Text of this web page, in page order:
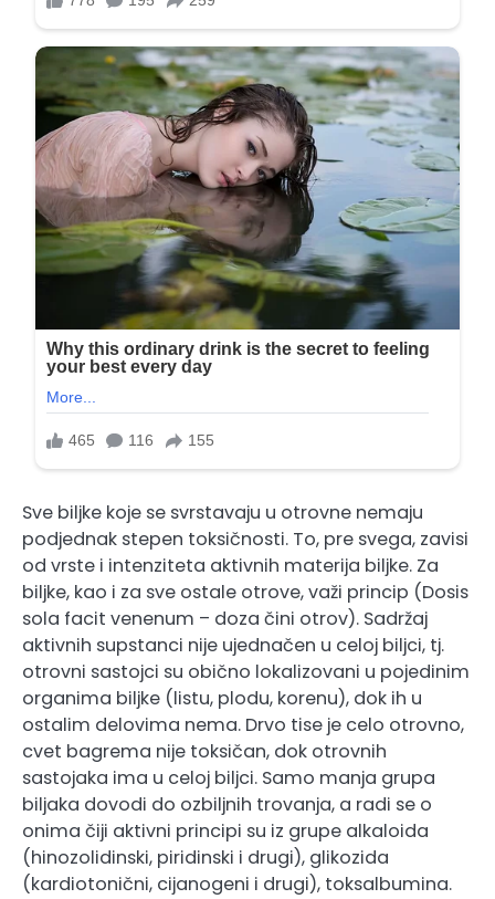
Sve biljke koje se svrstavaju u otrovne nemaju
podjednak stepen toksičnosti. To, pre svega, zavisi
od vrste i intenziteta aktivnih materija biljke. Za
biljke, kao i za sve ostale otrove, važi princip (Dosis
sola facit venenum – doza čini otrov). Sadržaj
aktivnih supstanci nije ujednačen u celoj biljci, tj.
otrovni sastojci su obično lokalizovani u pojedinim
organima biljke (listu, plodu, korenu), dok ih u
ostalim delovima nema. Drvo tise je celo otrovno,
cvet bagrema nije toksičan, dok otrovnih
sastojaka ima u celoj biljci. Samo manja grupa
biljaka dovodi do ozbiljnih trovanja, a radi se o
onima čiji aktivni principi su iz grupe alkaloida
(hinozolidinski, piridinski i drugi), glikozida
(kardiotonični, cijanogeni i drugi), toksalbumina.